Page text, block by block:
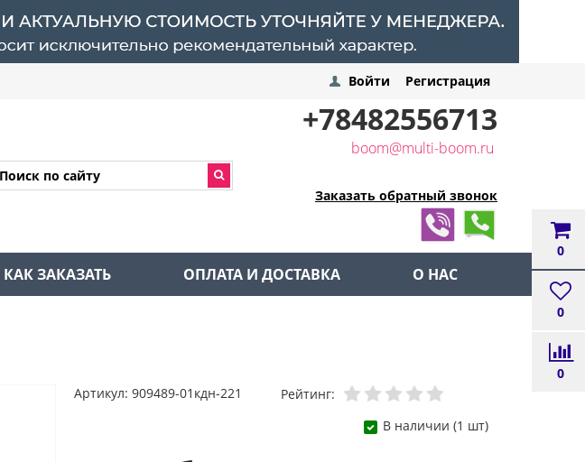
0
0
0
Войти Регистрация
+78482556713
boom@multi-boom.ru
Заказать обратный звонок
КАК ЗАКАЗАТЬ ОПЛАТА И ДОСТАВКА О НАС
Артикул: 909489-01кдн-221
Рейтинг:
В наличии (1 шт)